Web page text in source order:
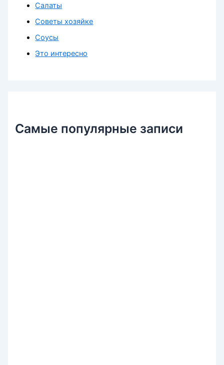
Салаты
Советы хозяйке
Соусы
Это интересно
Самые популярные записи